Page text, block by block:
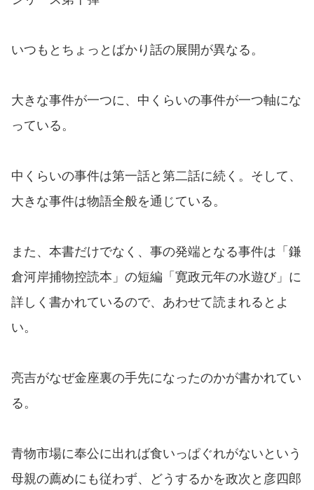
いつもとちょっとばかり話の展開が異なる。
大きな事件が一つに、中くらいの事件が一つ軸にな
っている。
中くらいの事件は第一話と第二話に続く。そして、
大きな事件は物語全般を通じている。
また、本書だけでなく、事の発端となる事件は「鎌
倉河岸捕物控読本」の短編「寛政元年の水遊び」に
詳しく書かれているので、あわせて読まれるとよ
い。
亮吉がなぜ金座裏の手先になったのかが書かれてい
る。
青物市場に奉公に出れば食いっぱぐれがないという
母親の薦めにも従わず、どうするかを政次と彦四郎